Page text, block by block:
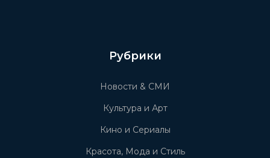
Рубрики
Новости & СМИ
Культура и Арт
Кино и Сериалы
Красота, Мода и Стиль